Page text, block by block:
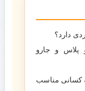
دارد؟
پلاس و جارو
کسانی مناسب